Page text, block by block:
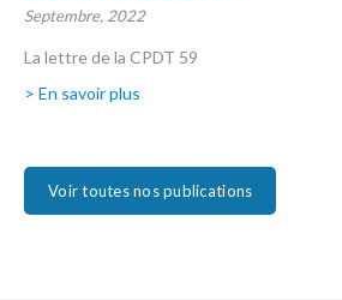
Septembre, 2022
La lettre de la CPDT 59
> En savoir plus
Voir toutes nos publications